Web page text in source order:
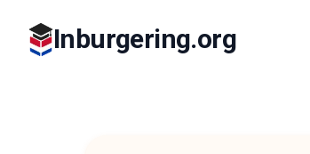
Inburgering.org